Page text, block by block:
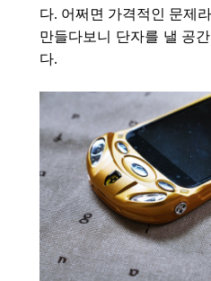
다. 어쩌면 가격적인 문제
만들다보니 단자를 낼 공
다.